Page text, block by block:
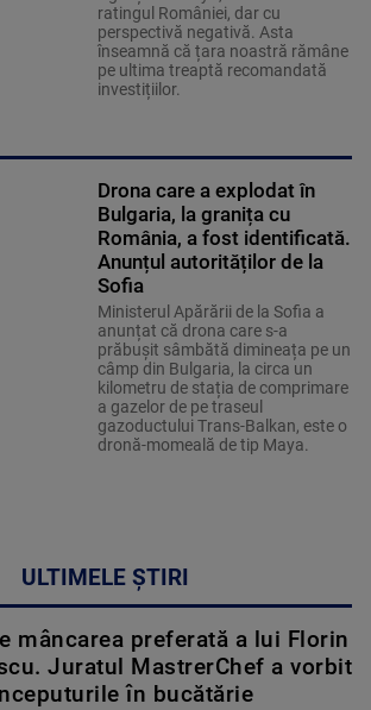
ratingul României, dar cu
perspectivă negativă. Asta
înseamnă că țara noastră rămâne
pe ultima treaptă recomandată
investițiilor.
Drona care a explodat în
Bulgaria, la granița cu
România, a fost identificată.
Anunțul autorităților de la
Sofia
Ministerul Apărării de la Sofia a
anunțat că drona care s-a
prăbușit sâmbătă dimineața pe un
câmp din Bulgaria, la circa un
kilometru de stația de comprimare
a gazelor de pe traseul
gazoductului Trans-Balkan, este o
dronă-momeală de tip Maya.
ULTIMELE ȘTIRI
mâncarea preferată a lui Florin
Juratul MastrerChef a vorbit
în bucătărie